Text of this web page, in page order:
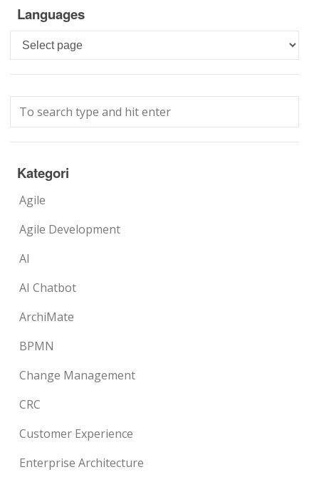
Languages
Languages
Kategori
Agile
Agile Development
AI
AI Chatbot
ArchiMate
BPMN
Change Management
CRC
Customer Experience
Enterprise Architecture